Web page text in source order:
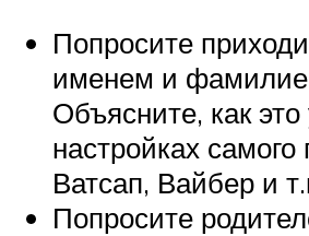
Попросите
именем и
Объясните, как это
настройках
Ватсап, Вайбер и
Попросите